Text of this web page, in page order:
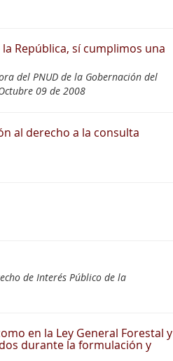
República, sí cumplimos una
del PNUD de la Gobernación del
09 de 2008
al derecho a la consulta
de Interés Público de la
en la Ley General Forestal y
durante la formulación y